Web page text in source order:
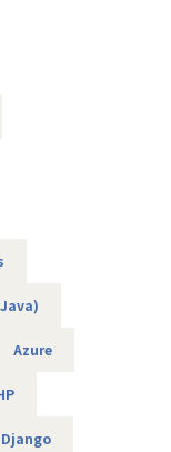
また外部クラ
ステム開発を
に向けて増員
にぜひ参画い
ションの開発
の作成
化の提案
Azure
Django